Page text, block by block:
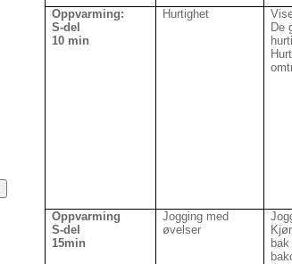
Oppvarming:
S-del
10 min
Hurtighet
De
Oppvarming
S-del
15min
Jogging med
øvelser